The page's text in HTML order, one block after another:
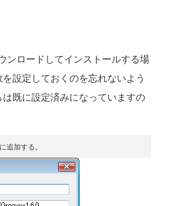
ンロードしてインストールする場
設定しておくのを忘れないよう
既に設定済みになっていますの
加する。